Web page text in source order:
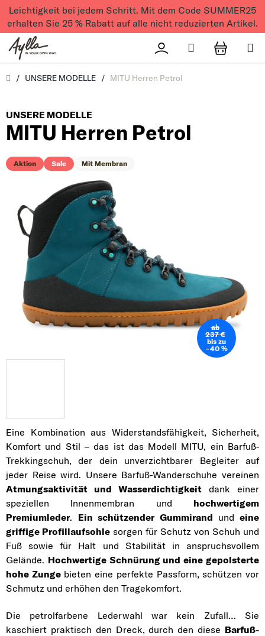
Zum Inhalt springen
Leichtigkeit bei jedem Schritt. Mit dem Code SUMMER25
erhalten Sie 25 % Rabatt auf alle nicht reduzierten Artikel.
Přihlášení
Suchen
Úvod
/ UNSERE MODELLE / MITU Herren Petrol
Eine Kombination aus Widerstandsfähigkeit, Sicherheit,
Komfort und Stil – das ist das Modell MITU, ein Barfuß-
Trekkingschuh, der dein unverzichtbarer Begleiter auf
jeder Reise wird. Unsere Barfuß-Wanderschuhe vereinen
Atmungsaktivität und Wasserdichtigkeit dank einer
speziellen Innenmembran und hochwertigem
Premiumleder. Ein schützender Gummirand und eine
griffige Profillaufsohle sorgen für Schutz von Schuh und
Fuß sowie für Halt und Stabilität in anspruchsvollem
Gelände. Hochwertige Schnürung und eine gepolsterte
hohe Zungebieten eine perfekte Passform, schützen vor
Schmutz und erhöhen den Tragekomfort.
Die petrolfarbene Lederwahl war kein Zufall… Sie
kaschiert praktisch den Dreck, durch den diese Barfuß-
UNSERE MODELLE
MITU Herren Petrol
Aktion Sale Mit Membran
ab
237 €
bis zu
–40 %